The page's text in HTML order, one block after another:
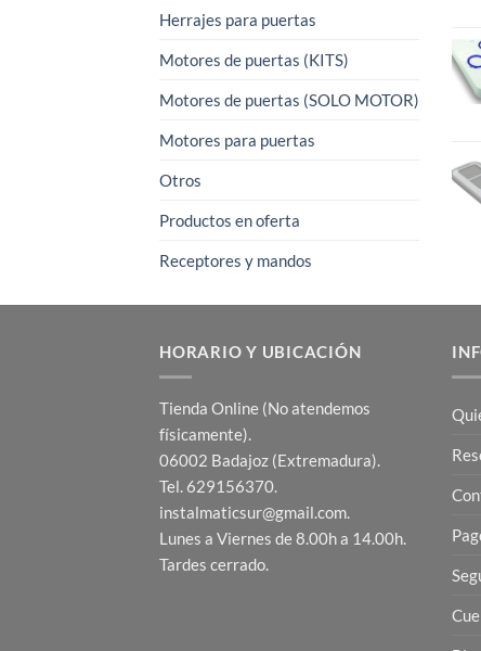
Herrajes para puertas
Motores de puertas (KITS)
Motores de puertas (SOLO MOTOR)
Motores para puertas
Otros
Productos en oferta
Receptores y mandos
HORARIO Y UBICACIÓN
Tienda Online (No atendemos
físicamente).
06002 Badajoz (Extremadura).
Tel. 629156370.
instalmaticsur@gmail.com.
Lunes a Viernes de 8.00h a 14.00h.
Tardes cerrado.